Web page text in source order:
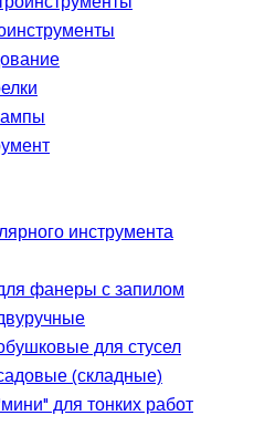
инструмента
фанеры с запилом
для стусел
(складные)
для тонких работ